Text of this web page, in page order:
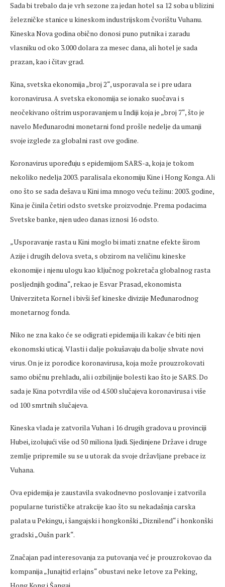
Sada bi trebalo da je vrh sezone za jedan hotel sa 12 soba u blizini
železničke stanice u kineskom industrijskom čvorištu Vuhanu.
Kineska Nova godina obično donosi puno putnika i zaradu
vlasniku od oko 3.000 dolara za mesec dana, ali hotel je sada
prazan, kao i čitav grad.
Kina, svetska ekonomija „broj 2“, usporavala se i pre udara
koronavirusa. A svetska ekonomija se ionako suočava i s
neočekivano oštrim usporavanjem u Indiji koja je „broj 7“, što je
navelo Međunarodni monetarni fond prošle nedelje da umanji
svoje izglede za globalni rast ove godine.
Koronavirus upoređuju s epidemijom SARS-a, koja je tokom
nekoliko nedelja 2003. paralisala ekonomiju Kine i Hong Konga. Ali
ono što se sada dešava u Kini ima mnogo veću težinu: 2003. godine,
Kina je činila četiri odsto svetske proizvodnje. Prema podacima
Svetske banke, njen udeo danas iznosi 16 odsto.
„Usporavanje rasta u Kini moglo bi imati znatne efekte širom
Azije i drugih delova sveta, s obzirom na veličinu kineske
ekonomije i njenu ulogu kao ključnog pokretača globalnog rasta
posljednjih godina“, rekao je Esvar Prasad, ekonomista
Univerziteta Kornel i bivši šef kineske divizije Međunarodnog
monetarnog fonda.
Niko ne zna kako će se odigrati epidemija ili kakav će biti njen
ekonomski uticaj. Vlasti i dalje pokušavaju da bolje shvate novi
virus. On je iz porodice koronavirusa, koja može prouzrokovati
samo običnu prehladu, ali i ozbiljnije bolesti kao što je SARS. Do
sada je Kina potvrdila više od 4.500 slučajeva koronavirusa i više
od 100 smrtnih slučajeva.
Kineska vlada je zatvorila Vuhan i 16 drugih gradova u provinciji
Hubei, izolujući više od 50 miliona ljudi. Sjedinjene Države i druge
zemlje pripremile su se u utorak da svoje državljane prebace iz
Vuhana.
Ova epidemija je zaustavila svakodnevno poslovanje i zatvorila
popularne turističke atrakcije kao što su nekadašnja carska
palata u Pekingu, i šangajski i hongkonški „Diznilend“ i honkonški
gradski „Oušn park“.
Značajan pad interesovanja za putovanja već je prouzrokovao da
kompanija „Junajtid erlajns“ obustavi neke letove za Peking,